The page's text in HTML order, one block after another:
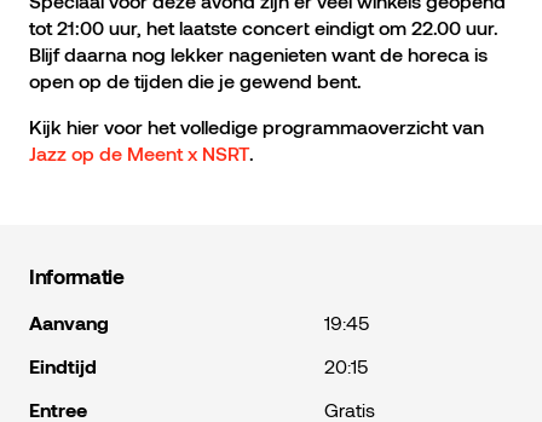
tot 21:00 uur, het laatste concert eindigt om 22.00 uur.
Blijf daarna nog lekker nagenieten want de horeca is
open op de tijden die je gewend bent.
Kijk hier voor het volledige programmaoverzicht van
Jazz op de Meent x NSRT.
Informatie
Aanvang
19:45
Eindtijd
20:15
Entree
Gratis